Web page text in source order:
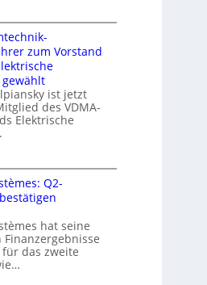
zum Vorstand
ist jetzt
des VDMA-
Elektrische
Q2-
hat seine
Finanzergebnisse
für das zweite